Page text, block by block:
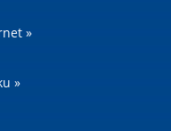
»
»